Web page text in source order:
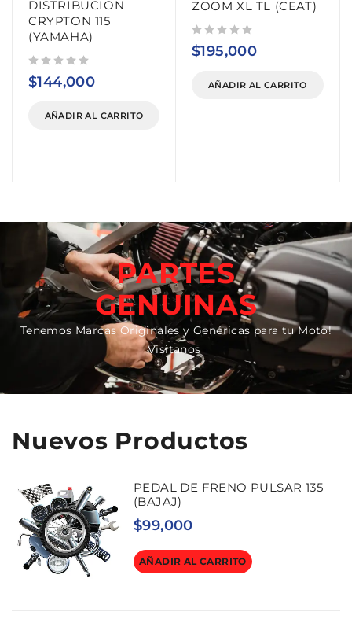
DISTRIBUCION
CRYPTON 115
(YAMAHA)
$144,000
AÑADIR AL CARRITO
ZOOM XL TL (CEAT)
$195,000
AÑADIR AL CARRITO
PARTES
GENUINAS
Tenemos Marcas Originales y Genéricas para tu Moto!
Visitanos
Nuevos Productos
PEDAL DE FRENO PULSAR 135
(BAJAJ)
$99,000
AÑADIR AL CARRITO